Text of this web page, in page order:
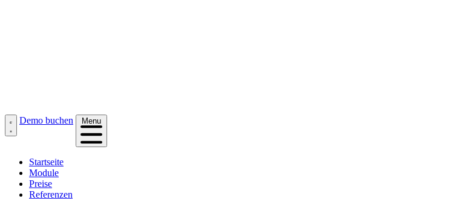
Demo buchen Menu
Startseite
Module
Preise
Referenzen